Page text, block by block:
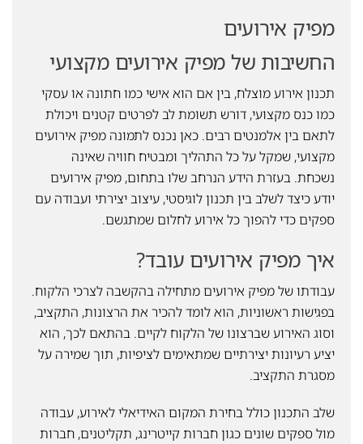
מפיק אירועים
החשיבות של מפיק אירועים מקצועי
תכנון אירוע מוצלח, בין אם הוא אישי כמו חתונה או עסקי
כמו כנס מקצועי, דורש תשומת לב לפרטים קטנים ויכולת
לתאם בין אלמנטים רבים. כאן נכנס לתמונה מפיק אירועים
מקצועי, שמקל על כל התהליך ומבטיח חוויה שאינה
נשכחת. בעזרת הידע הנרחב שלו בתחום, מפיק אירועים
יודע כיצד לשלב בין תכנון לוגיסטי, עיצוב יצירתי ועבודה עם
ספקים כדי להפוך כל אירוע לחלום שמתגשם.
איך מפיק אירועים עובד?
עבודתו של מפיק אירועים מתחילה בהקשבה לצרכי הלקוח.
בפגישות ראשוניות, הוא לומד להכיר את הרצונות, התקציב,
וסוג האירוע שברצונו של הלקוח לקיים. בהתאם לכך, הוא
יציע רעיונות יצירתיים שמתאימים לציפיות, תוך שמירה על
מסגרת התקציב.
שלב התכנון כולל בחירת המקום האידיאלי לאירוע, עבודה
מול ספקים שונים כגון חברות קייטרינג, תקליטנים, חברות